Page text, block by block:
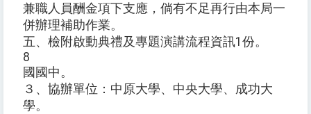
兼職人員酬金項下支應，倘有不足再行由本局一
併辦理補助作業。
五、檢附啟動典禮及專題演講流程資訊1份。
8
國國中。
３、協辦單位：中原大學、中央大學、成功大
學。